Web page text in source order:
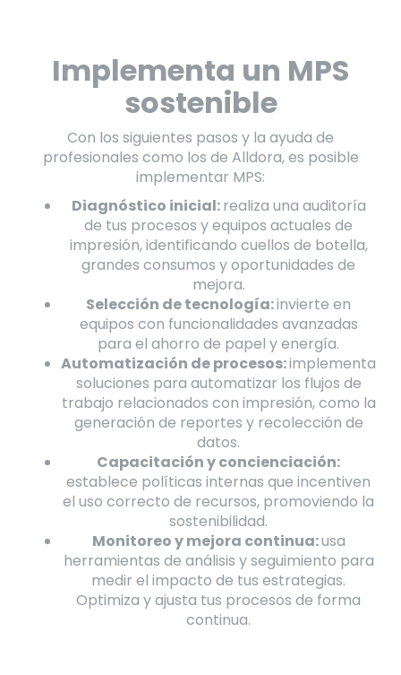
Implementa un MPS
sostenible
Con los siguientes pasos y la ayuda de
profesionales como los de Alldora, es posible
implementar MPS:
Diagnóstico inicial:realiza una auditoría
de tus procesos y equipos actuales de
impresión, identificando cuellos de botella,
grandes consumos y oportunidades de
mejora.
Selección de tecnología:invierte en
equipos con funcionalidades avanzadas
para el ahorro de papel y energía.
Automatización de procesos:implementa
soluciones para automatizar los flujos de
trabajo relacionados con impresión, como la
generación de reportes y recolección de
datos.
Capacitación y concienciación:
establece políticas internas que incentiven
el uso correcto de recursos, promoviendo la
sostenibilidad.
Monitoreo y mejora continua:usa
herramientas de análisis y seguimiento para
medir el impacto de tus estrategias.
Optimiza y ajusta tus procesos de forma
continua.